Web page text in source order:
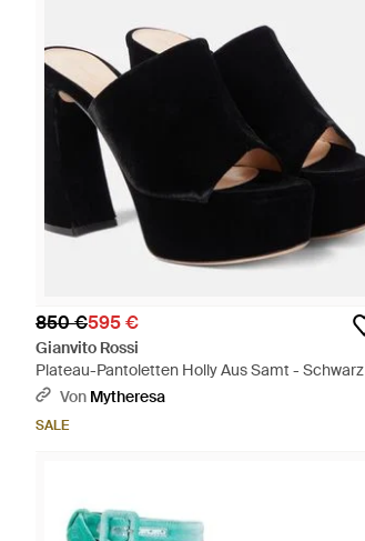
850 €595 €
Gianvito Rossi
Plateau-Pantoletten Holly Aus Samt - Schwarz
Von Mytheresa
SALE